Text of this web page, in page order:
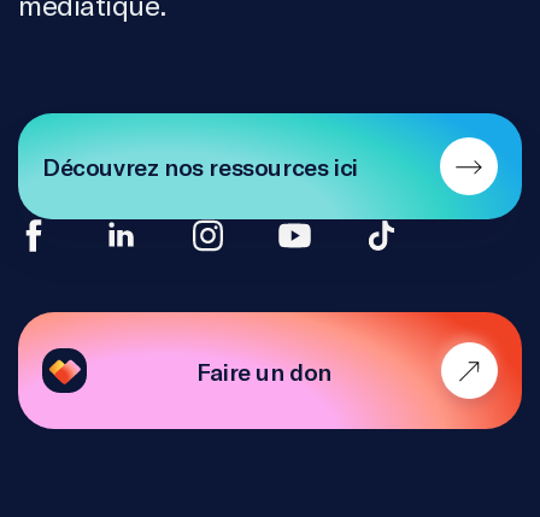
Faire un don
Découvrez nos ressources ici